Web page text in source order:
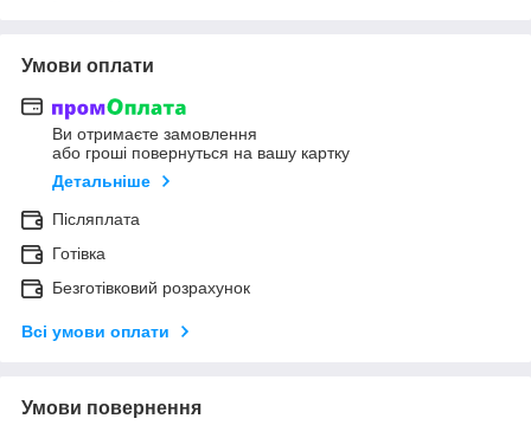
Умови оплати
Ви отримаєте замовлення
або гроші повернуться на вашу картку
Детальніше
Післяплата
Готівка
Безготівковий розрахунок
Всі умови оплати
Умови повернення